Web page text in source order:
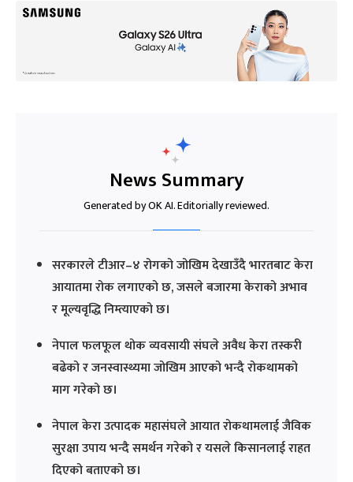
News Summary
Generated by OK AI. Editorially reviewed.
सरकारले टीआर–४ रोगको जोखिम देखाउँदै भारतबाट केरा
आयातमा रोक लगाएको छ, जसले बजारमा केराको अभाव
र मूल्यवृद्धि निम्त्याएको छ।
नेपाल फलफूल थोक व्यवसायी संघले अवैध केरा तस्करी
बढेको र जनस्वास्थ्यमा जोखिम आएको भन्दै रोकथामको
माग गरेको छ।
नेपाल केरा उत्पादक महासंघले आयात रोकथामलाई जैविक
सुरक्षा उपाय भन्दै समर्थन गरेको र यसले किसानलाई राहत
दिएको बताएको छ।